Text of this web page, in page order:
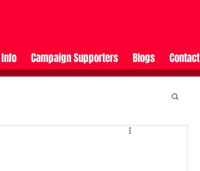
Campaign Supporters Blogs Contact